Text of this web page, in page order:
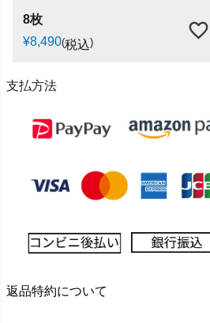
8枚
¥8,490 税込
支払方法
返品特約について